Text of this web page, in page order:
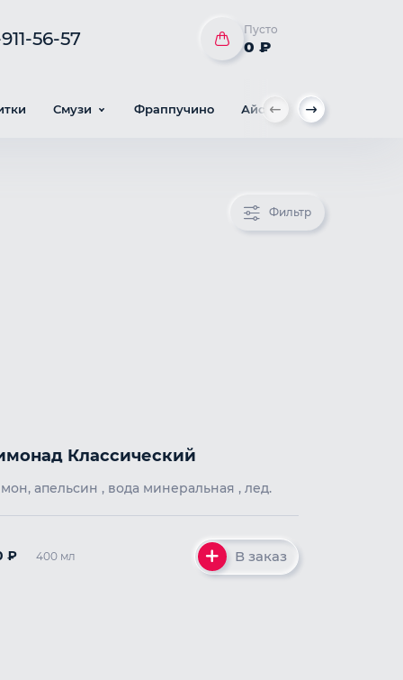
56-57 Пусто
0 ₽
Смузи Фраппучино Айс кофе
Фильтр
Классический
Лимон, апельсин , вода минеральная , лед.
₽ 400 мл В заказ